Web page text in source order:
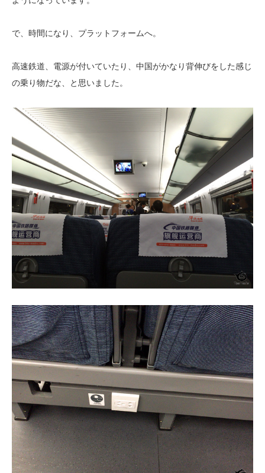
で、時間になり、プラットフォームへ。
高速鉄道、電源が付いていたり、中国がかなり背伸びをした感じ
の乗り物だな、と思いました。